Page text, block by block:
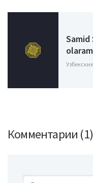
Samid
olaram
Комментарии (1)